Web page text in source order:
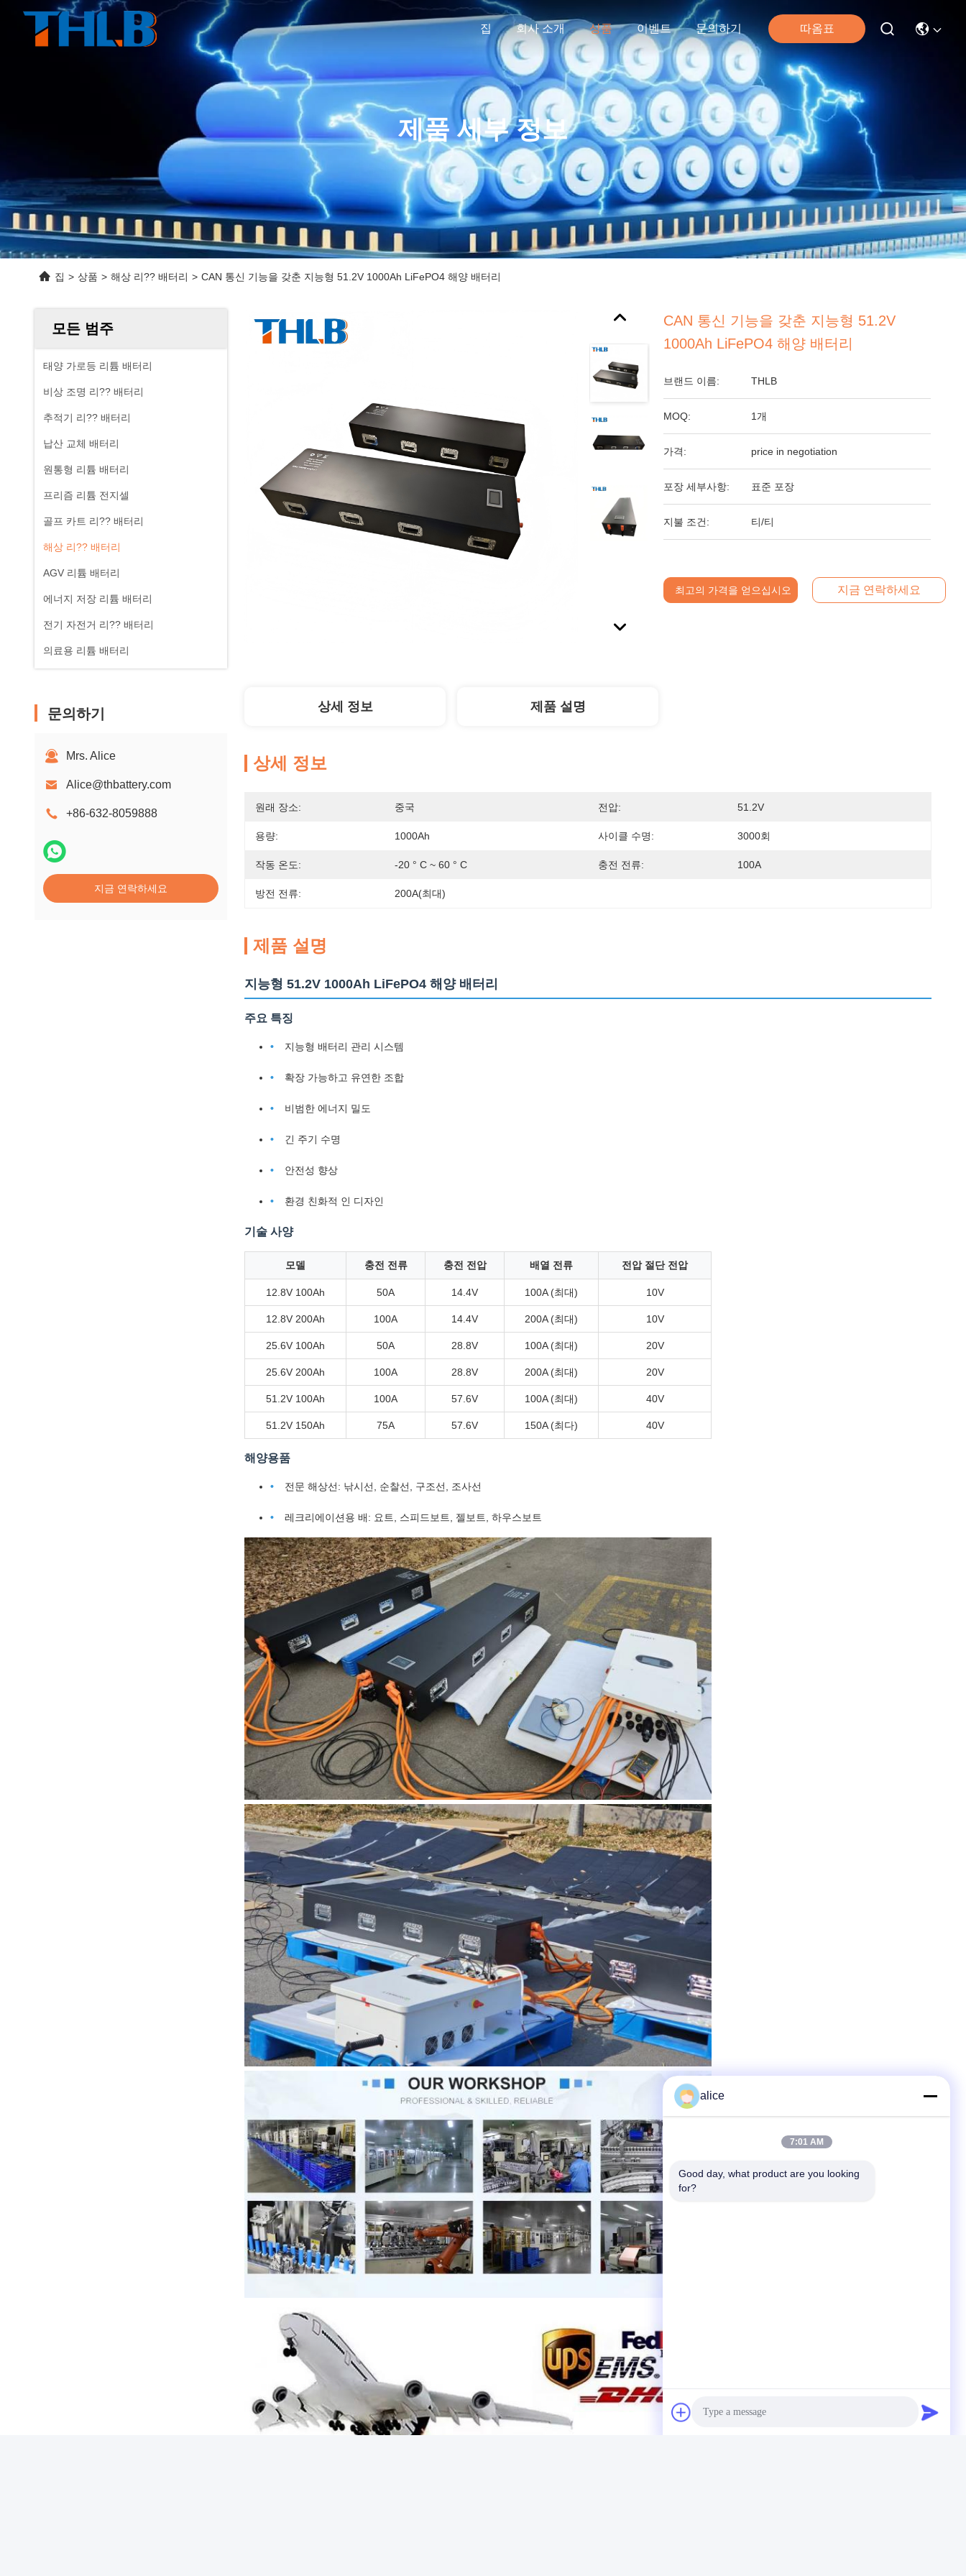
집 회사 소개 상품 이벤트 문의하기 따옴표
제품 세부 정보
집 > 상품 > 해상 리?? 배터리 > CAN 통신 기능을 갖춘 지능형 51.2V 1000Ah LiFePO4 해양 배터리
모든 범주
태양 가로등 리튬 배터리
비상 조명 리?? 배터리
추적기 리?? 배터리
납산 교체 배터리
원통형 리튬 배터리
프리즘 리튬 전지셀
골프 카트 리?? 배터리
해상 리?? 배터리
AGV 리튬 배터리
에너지 저장 리튬 배터리
전기 자전거 리?? 배터리
의료용 리튬 배터리
문의하기
Mrs. Alice
Alice@thbattery.com
+86-632-8059888
지금 연락하세요
CAN 통신 기능을 갖춘 지능형 51.2V
1000Ah LiFePO4 해양 배터리
브랜드 이름: THLB
MOQ: 1개
가격: price in negotiation
포장 세부사항: 표준 포장
지불 조건: 티/티
최고의 가격을 얻으십시오 지금 연락하세요
상세 정보 제품 설명
상세 정보
원래 장소: 중국 전압: 51.2V
용량: 1000Ah 사이클 수명: 3000회
작동 온도: -20 ° C ~ 60 ° C 충전 전류: 100A
방전 전류: 200A(최대)
제품 설명
지능형 51.2V 1000Ah LiFePO4 해양 배터리
주요 특징
지능형 배터리 관리 시스템
확장 가능하고 유연한 조합
비범한 에너지 밀도
긴 주기 수명
안전성 향상
환경 친화적 인 디자인
기술 사양
모델 충전 전류 충전 전압 배열 전류 전압 절단 전압
12.8V 100Ah 50A 14.4V 100A (최대) 10V
12.8V 200Ah 100A 14.4V 200A (최대) 10V
25.6V 100Ah 50A 28.8V 100A (최대) 20V
25.6V 200Ah 100A 28.8V 200A (최대) 20V
51.2V 100Ah 100A 57.6V 100A (최대) 40V
51.2V 150Ah 75A 57.6V 150A (최다) 40V
해양용품
전문 해상선: 낚시선, 순찰선, 구조선, 조사선
레크리에이션용 배: 요트, 스피드보트, 젤보트, 하우스보트
alice
7:01 AM
Good day, what product are you looking
for?